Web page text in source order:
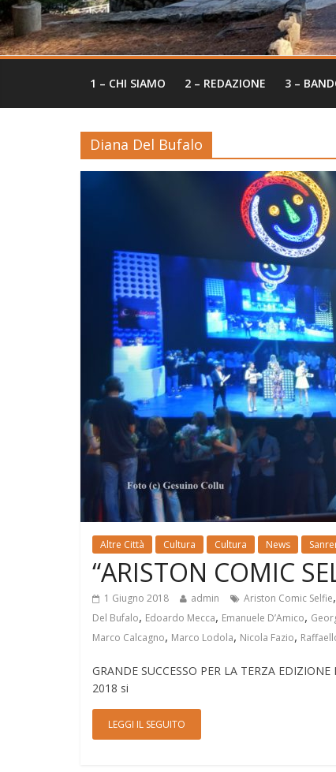
1 – CHI SIAMO 2 – REDAZIONE 3 –
Diana Del Bufalo
Altre Città Cultura Cultura News
“ARISTON COMIC
1 Giugno 2018 admin Ariston Comic Selfie,
Del Bufalo, Edoardo Mecca, Emanuele D’Amico,
Marco Calcagno, Marco Lodola, Nicola Fazio,
GRANDE SUCCESSO PER LA TERZA
2018 si
LEGGI IL SEGUITO